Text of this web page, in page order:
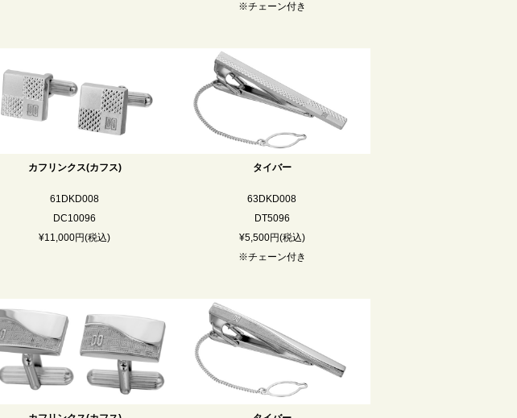
※チェーン付き
カフリンクス(カフス)
61DKD008
DC10096
¥11,000円(税込)
タイバー
63DKD008
DT5096
¥5,500円(税込)
※チェーン付き